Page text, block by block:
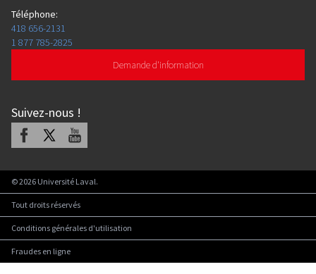
Téléphone:
418 656-2131
1 877 785-2825
Demande d'information
Suivez-nous !
Facebook Youtube
©2026 Université Laval.
Tout droits réservés
Conditions générales d'utilisation
Fraudes en ligne